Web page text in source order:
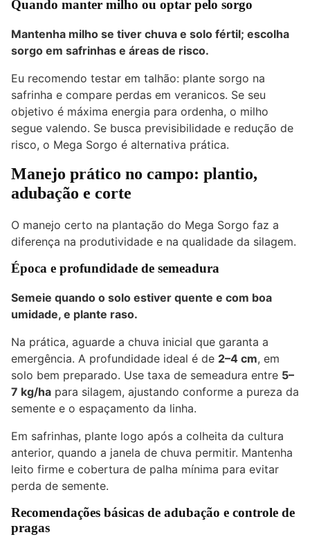
Quando manter milho ou optar pelo sorgo
Mantenha milho se tiver chuva e solo fértil; escolha
sorgo em safrinhas e áreas de risco.
Eu recomendo testar em talhão: plante sorgo na
safrinha e compare perdas em veranicos. Se seu
objetivo é máxima energia para ordenha, o milho
segue valendo. Se busca previsibilidade e redução de
risco, o Mega Sorgo é alternativa prática.
Manejo prático no campo: plantio,
adubação e corte
O manejo certo na plantação do Mega Sorgo faz a
diferença na produtividade e na qualidade da silagem.
Época e profundidade de semeadura
Semeie quando o solo estiver quente e com boa
umidade, e plante raso.
Na prática, aguarde a chuva inicial que garanta a
emergência. A profundidade ideal é de 2–4 cm, em
solo bem preparado. Use taxa de semeadura entre 5–
7 kg/ha para silagem, ajustando conforme a pureza da
semente e o espaçamento da linha.
Em safrinhas, plante logo após a colheita da cultura
anterior, quando a janela de chuva permitir. Mantenha
leito firme e cobertura de palha mínima para evitar
perda de semente.
Recomendações básicas de adubação e controle de
pragas